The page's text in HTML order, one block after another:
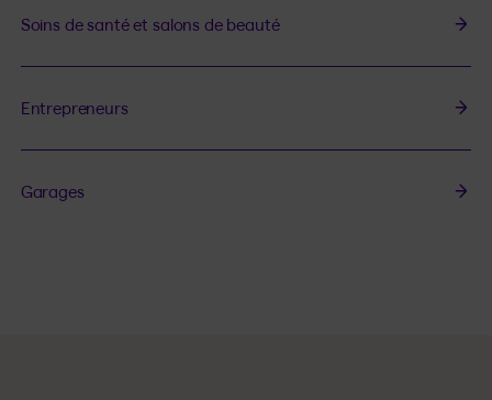
Soins de santé et salons de beauté
Entrepreneurs
Garages